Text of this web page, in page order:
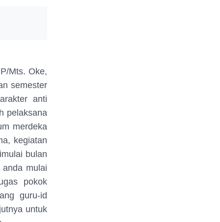
Mts. Oke,
semester
anti
pelaksana
merdeka
kegiatan
bulan
mulai
pokok
guru-id
untuk